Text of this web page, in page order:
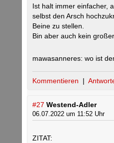
Ist halt immer einfacher,
selbst den Arsch
Beine zu stellen.
Bin aber auch kein
mawasanneres: wo ist
Kommentieren |
#27 Westend-Adler
06.07.2022 um 11:52 Uhr
ZITAT: